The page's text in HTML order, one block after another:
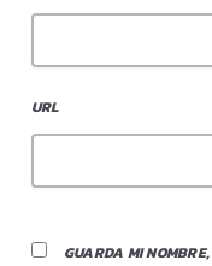
URL
GUARDA MI